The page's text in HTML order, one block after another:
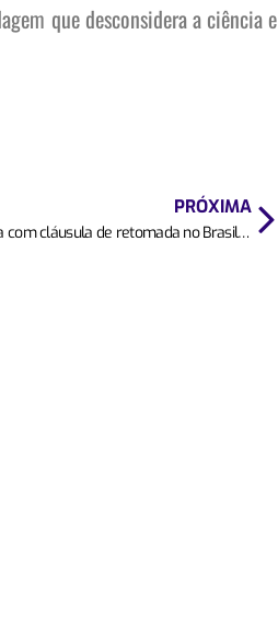
que desconsidera a ciência e
PRÓXIMA
Mato Grosso inaugura primeira obra com cláusula de retomada no Brasil e garante asfalto de qualidade na MT-430